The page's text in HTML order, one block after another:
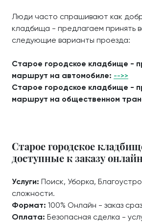
Люди часто спрашивают как
кладбища - предлагаем принять
следующие варианты проезда:
Старое городское кладбище -
маршрут на автомобиле: -->>
Старое городское кладбище -
маршрут на общественном
Старое городское
доступные к заказу
Услуги: Поиск, Уборка,
сложности.
Формат: 100% Онлайн - заказ
Оплата: Безопасная сделка -